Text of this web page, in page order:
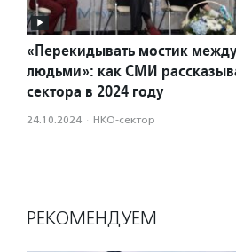
«Перекидывать мостик
людьми»: как СМИ
сектора в 2024 году
24.10.2024 · НКО-сектор
РЕКОМЕНДУЕМ